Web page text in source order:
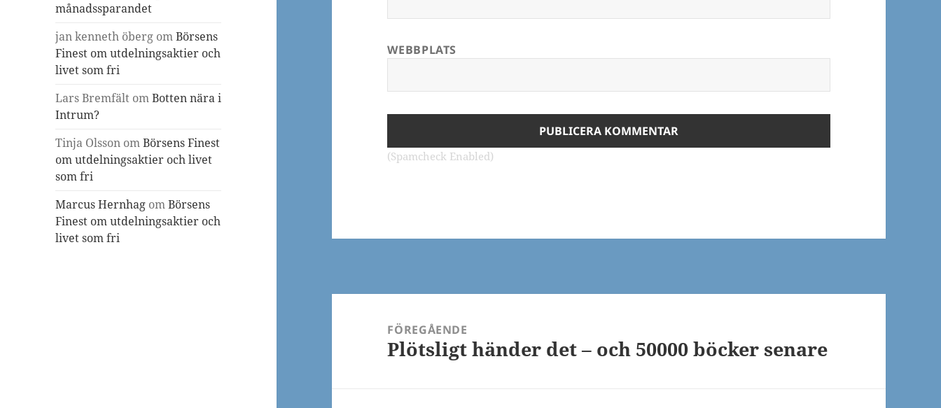
månadssparandet
jan kenneth öberg omBörsens
Finest om utdelningsaktier och
livet som fri
Lars Bremfält omBotten nära i
Intrum?
Tinja Olsson omBörsens Finest
om utdelningsaktier och livet
som fri
Marcus Hernhag omBörsens
Finest om utdelningsaktier och
livet som fri
WEBBPLATS
(Spamcheck Enabled)
FÖREGÅENDE
Föregående
Plötsligt händer det – och 50000 böcker senare